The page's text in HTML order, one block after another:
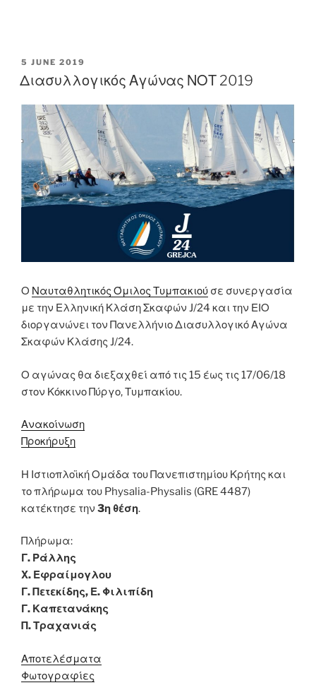
POSTED
ON
5 JUNE 2019
Διασυλλογικός Αγώνας ΝΟΤ 2019
Ο Ναυταθλητικός Όμιλος Τυμπακιού σε συνεργασία
με την Ελληνική Κλάση Σκαφών J/24 και την ΕΙΟ
διοργανώνει τον Πανελλήνιο Διασυλλογικό Αγώνα
Σκαφών Κλάσης J/24.
Ο αγώνας θα διεξαχθεί από τις 15 έως τις 17/06/18
στον Κόκκινο Πύργο, Τυμπακίου.
Ανακοίνωση
Προκήρυξη
Η Ιστιοπλοϊκή Ομάδα του Πανεπιστημίου Κρήτης και
το πλήρωμα του Physalia-Physalis (GRE 4487)
κατέκτησε την 3η θέση.
Πλήρωμα:
Γ. Ράλλης
Χ. Εφραίμογλου
Γ. Πετεκίδης, Ε. Φιλιπίδη
Γ. Καπετανάκης
Π. Τραχανιάς
Αποτελέσματα
Φωτογραφίες